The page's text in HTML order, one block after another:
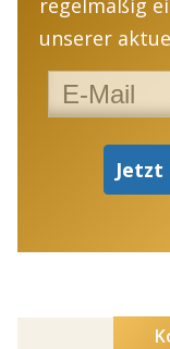
regelmäßig
unserer